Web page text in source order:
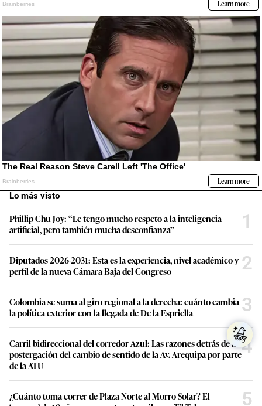
Lo más visto
Phillip Chu Joy: “Le tengo mucho respeto a la inteligencia
artificial, pero también mucha desconfianza”
1
Diputados 2026-2031: Esta es la experiencia, nivel académico y
perfil de la nueva Cámara Baja del Congreso
2
Colombia se suma al giro regional a la derecha: cuánto cambia
la política exterior con la llegada de De la Espriella
3
Carril bidireccional del corredor Azul: Las razones detrás de la
postergación del cambio de sentido de la Av. Arequipa por parte
de la ATU
4
¿Cuánto toma correr de Plaza Norte al Morro Solar? El
5